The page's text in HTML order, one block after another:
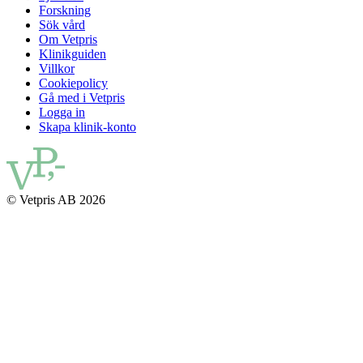
Forskning
Sök vård
Om Vetpris
Klinikguiden
Villkor
Cookiepolicy
Gå med i Vetpris
Logga in
Skapa klinik-konto
© Vetpris AB 2026